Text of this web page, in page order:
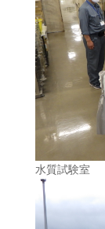
水質試験室